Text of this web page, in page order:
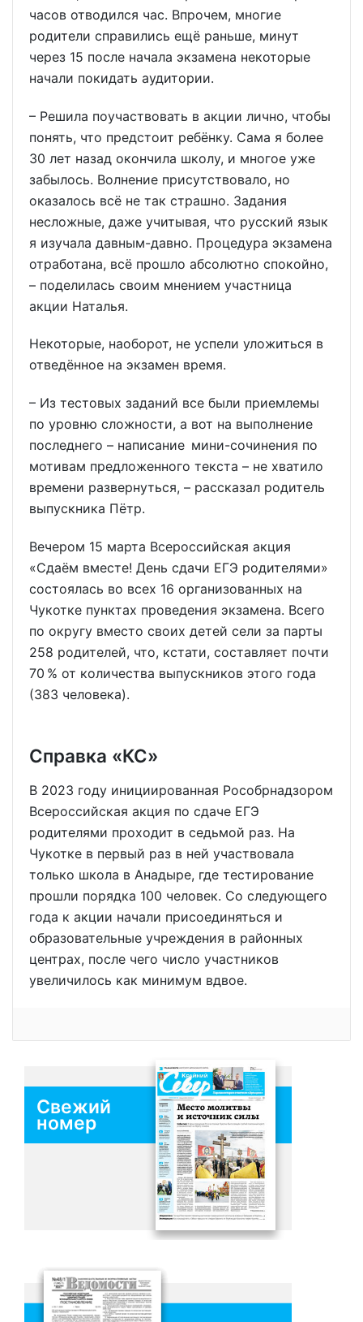
часов отводился час. Впрочем, многие
родители справились ещё раньше, минут
через 15 после начала экзамена некоторые
начали покидать аудитории.
– Решила поучаствовать в акции лично, чтобы
понять, что предстоит ребёнку. Сама я более
30 лет назад окончила школу, и многое уже
забылось. Волнение присутствовало, но
оказалось всё не так страшно. Задания
несложные, даже учитывая, что русский язык
я изучала давным-давно. Процедура экзамена
отработана, всё прошло абсолютно спокойно,
– поделилась своим мнением участница
акции Наталья.
Некоторые, наоборот, не успели уложиться в
отведённое на экзамен время.
– Из тестовых заданий все были приемлемы
по уровню сложности, а вот на выполнение
последнего – написание мини-сочинения по
мотивам предложенного текста – не хватило
времени развернуться, – рассказал родитель
выпускника Пётр.
Вечером 15 марта Всероссийская акция
«Сдаём вместе! День сдачи ЕГЭ родителями»
состоялась во всех 16 организованных на
Чукотке пунктах проведения экзамена. Всего
по округу вместо своих детей сели за парты
258 родителей, что, кстати, составляет почти
70 % от количества выпускников этого года
(383 человека).
Справка «КС»
В 2023 году инициированная Рособрнадзором
Всероссийская акция по сдаче ЕГЭ
родителями проходит в седьмой раз. На
Чукотке в первый раз в ней участвовала
только школа в Анадыре, где тестирование
прошли порядка 100 человек. Со следующего
года к акции начали присоединяться и
образовательные учреждения в районных
центрах, после чего число участников
увеличилось как минимум вдвое.
Свежий
номер